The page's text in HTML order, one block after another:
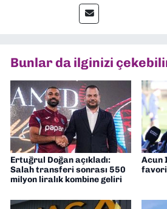
editörlük görevini
Bunlar da ilginizi
Ertuğrul Doğan açıkladı:
Salah transferi sonrası 550
milyon liralık kombine geliri
Acun